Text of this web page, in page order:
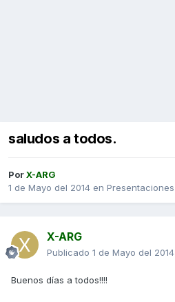
saludos a todos.
PorX-ARG
1 de Mayo del 2014 en
X-ARG
Publicado 1 de Mayo del 2014
Buenos días a todos!!!!